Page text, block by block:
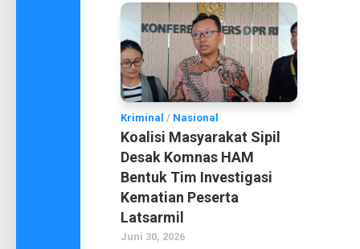
Kriminal / Nasional
Koalisi Masyarakat Sipil
Desak Komnas HAM
Bentuk Tim Investigasi
Kematian Peserta
Latsarmil
Juni 30, 2026